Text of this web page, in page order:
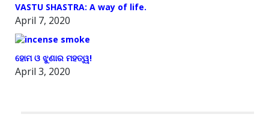
VASTU SHASTRA: A way of life.
April 7, 2020
ହୋମ ଓ ଝୁଣାର ମହତ୍ୱ!
April 3, 2020